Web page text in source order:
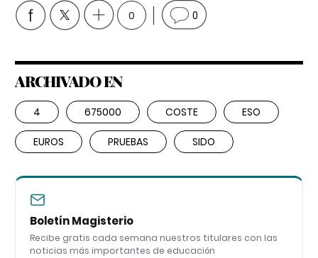
0 0
ARCHIVADO EN
4 675000 COSTE ESO
EUROS PRUEBAS SIDO
Boletín Magisterio
Recibe gratis cada semana nuestros titulares con las
noticias más importantes de educación